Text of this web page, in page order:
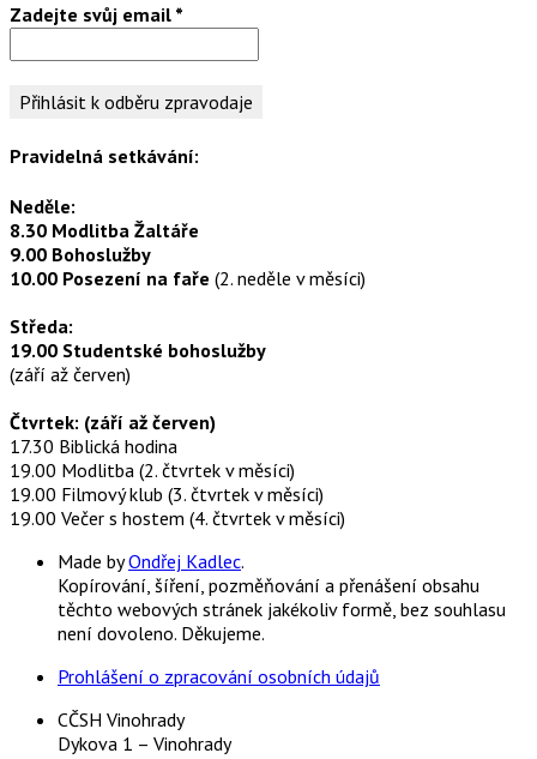
Zadejte svůj email *
Pravidelná setkávání:
Neděle:
8.30 Modlitba Žaltáře
9.00 Bohoslužby
10.00 Posezení na faře (2. neděle v měsíci)
Středa:
19.00 Studentské bohoslužby
(září až červen)
Čtvrtek: (září až červen)
17.30 Biblická hodina
19.00 Modlitba (2. čtvrtek v měsíci)
19.00 Filmový klub (3. čtvrtek v měsíci)
19.00 Večer s hostem (4. čtvrtek v měsíci)
Made byOndřej Kadlec.
Kopírování, šíření, pozměňování a přenášení obsahu
těchto webových stránek jakékoliv formě, bez souhlasu
není dovoleno. Děkujeme.
Prohlášení o zpracování osobních údajů
CČSH Vinohrady
Dykova 1 – Vinohrady